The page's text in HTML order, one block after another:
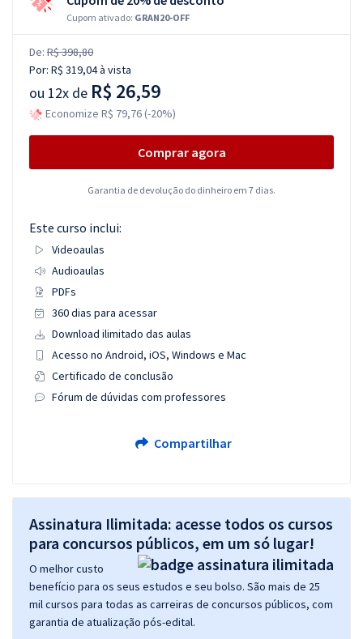
Cupom ativado: GRAN20-OFF
De: R$ 398,80
Por: R$ 319,04à vista
ou 12x de R$ 26,59
Economize R$ 79,76 (-20%)
Comprar agora
Garantia de devolução do dinheiro em 7 dias.
Este curso inclui:
Videoaulas
Audioaulas
PDFs
360 dias para acessar
Download ilimitado das aulas
Acesso no Android, iOS, Windows e Mac
Certificado de conclusão
Fórum de dúvidas com professores
Compartilhar
Assinatura Ilimitada: acesse todos os cursos
para concursos públicos, em um só lugar!
O melhor custo
benefício para os seus estudos e seu bolso. São mais de 25
mil cursos para todas as carreiras de concursos públicos, com
garantia de atualização pós-edital.